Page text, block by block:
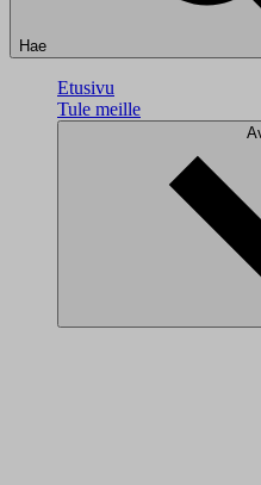
Hae
Etusivu
Tule meille